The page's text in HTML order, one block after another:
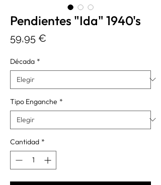
Pendientes "Ida" 1940's
59,95 €
Década *
Tipo Enganche *
Cantidad *